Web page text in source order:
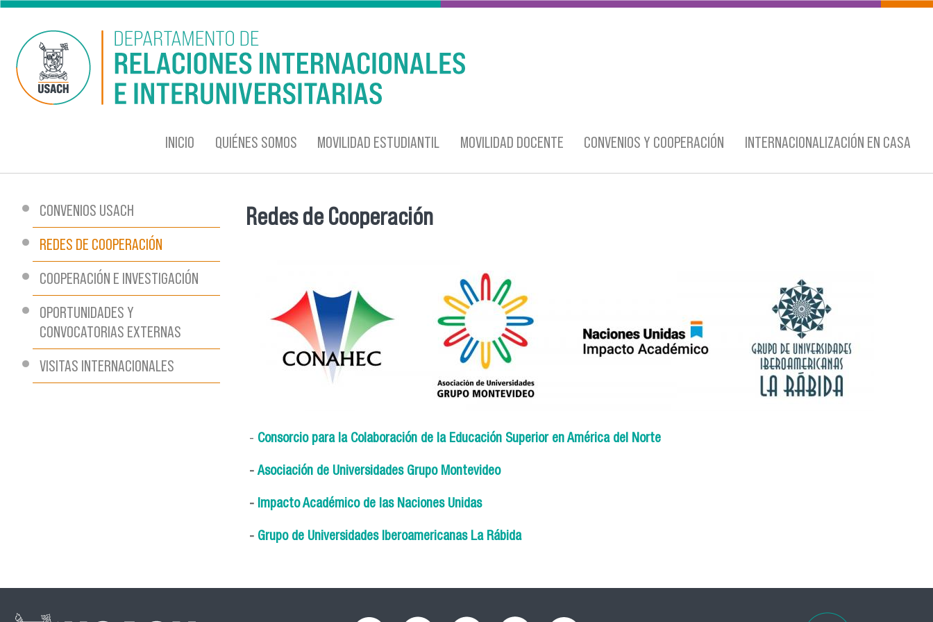
Pasar al contenido principal
INICIO QUIÉNES SOMOS MOVILIDAD ESTUDIANTIL MOVILIDAD DOCENTE CONVENIOS Y COOPERACIÓN INTERNACIONALIZACIÓN EN CASA
CONVENIOS USACH
REDES DE COOPERACIÓN
COOPERACIÓN E INVESTIGACIÓN
OPORTUNIDADES Y
CONVOCATORIAS EXTERNAS
VISITAS INTERNACIONALES
Se encuentra usted aquí
Redes de Cooperación
redes_internacionales_2026_2.jpg
- Consorcio para la Colaboración de la Educación Superior en América del Norte
-Asociación de Universidades Grupo Montevideo
- Impacto Académico de las Naciones Unidas
- Grupo de Universidades Iberoamericanas La Rábida